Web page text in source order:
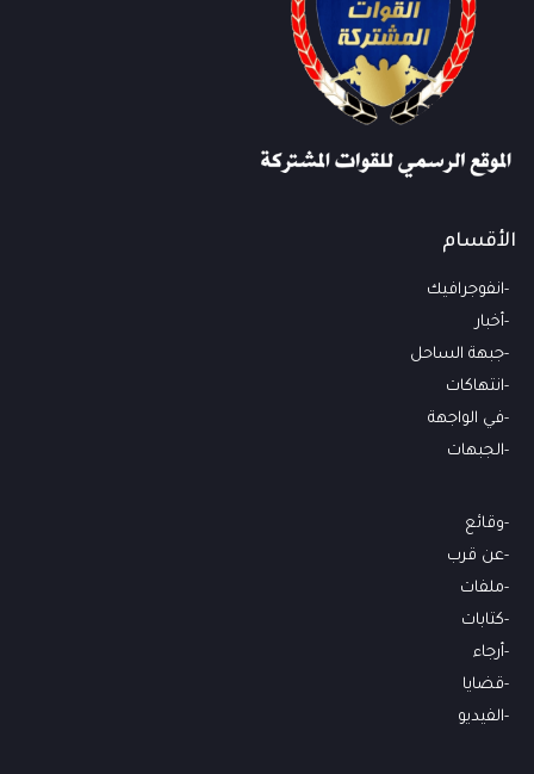
الأقسام
انفوجرافيك
أخبار
جبهة الساحل
انتهاكات
في الواجهة
الجبهات
وقائع
عن قرب
ملفات
كتابات
أرجاء
قضايا
الفيديو